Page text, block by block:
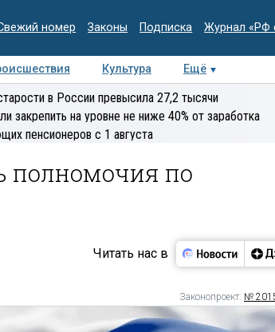
номер Законы Подписка Журнал «РФ
Культура Ещё
Интервью Колумнисты
в России превысила 27,2 тысячи
закрепить на уровне не ниже 40% от заработка
пенсионеров с 1 августа
полномочия по
Читать нас в
Законопроект: №